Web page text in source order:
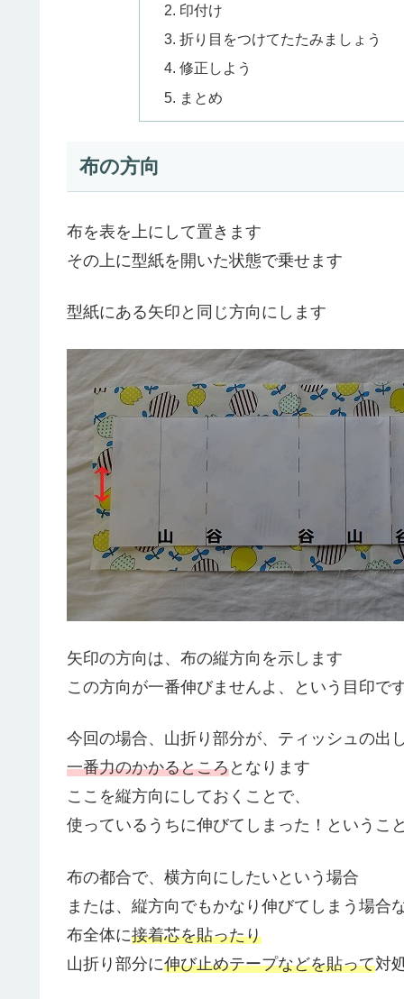
印付け
折り目をつけてたたみましょう
修正しよう
まとめ
布の方向
布を表を上にして置きます
その上に型紙を開いた状態で乗せます
型紙にある矢印と同じ方向にします
矢印の方向は、布の縦方向を示します
この方向が一番伸びませんよ、という目印で
今回の場合、山折り部分が、ティッシュの出
一番力のかかるところとなります
ここを縦方向にしておくことで、
使っているうちに伸びてしまった！というこ
布の都合で、横方向にしたいという場合
または、縦方向でもかなり伸びてしまう場合
布全体に接着芯を貼ったり
山折り部分に伸び止めテープなどを貼って対